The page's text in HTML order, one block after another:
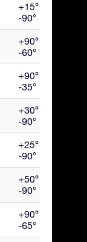
+15° до
-90°
+90° до
-60°
+90° до
-35°
+30° до
-90°
+25° до
-90°
+50° до
-90°
+90° до
-65°